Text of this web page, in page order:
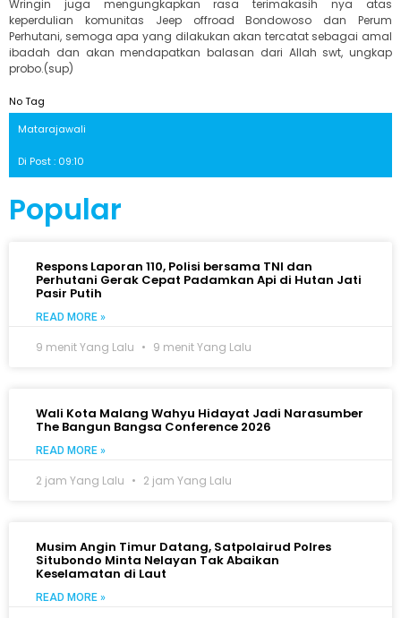
Wringin juga mengungkapkan rasa terimakasih nya atas
keperdulian komunitas Jeep offroad Bondowoso dan Perum
Perhutani, semoga apa yang dilakukan akan tercatat sebagai amal
ibadah dan akan mendapatkan balasan dari Allah swt, ungkap
probo.(sup)
No Tag
Matarajawali
Di Post : 09:10
Popular
Respons Laporan 110, Polisi bersama TNI dan
Perhutani Gerak Cepat Padamkan Api di Hutan Jati
Pasir Putih
READ MORE »
9 menit Yang Lalu 9 menit Yang Lalu
Wali Kota Malang Wahyu Hidayat Jadi Narasumber
The Bangun Bangsa Conference 2026
READ MORE »
2 jam Yang Lalu 2 jam Yang Lalu
Musim Angin Timur Datang, Satpolairud Polres
Situbondo Minta Nelayan Tak Abaikan
Keselamatan di Laut
READ MORE »